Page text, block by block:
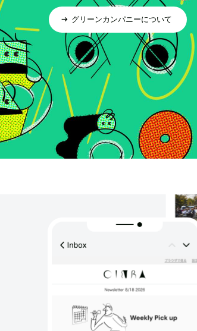
グリーンカンパニーについて